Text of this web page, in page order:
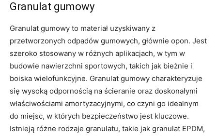
Granulat gumowy
Granulat gumowy to materiał uzyskiwany z
przetworzonych odpadów gumowych, głównie opon. Jest
szeroko stosowany w różnych aplikacjach, w tym w
budowie nawierzchni sportowych, takich jak bieżnie i
boiska wielofunkcyjne. Granulat gumowy charakteryzuje
się wysoką odpornością na ścieranie oraz doskonałymi
właściwościami amortyzacyjnymi, co czyni go idealnym
do miejsc, w których bezpieczeństwo jest kluczowe.
Istnieją różne rodzaje granulatu, takie jak granulat EPDM,